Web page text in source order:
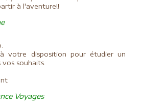
à l'aventure!!
à votre disposition pour étudier un
vos souhaits.
Voyages